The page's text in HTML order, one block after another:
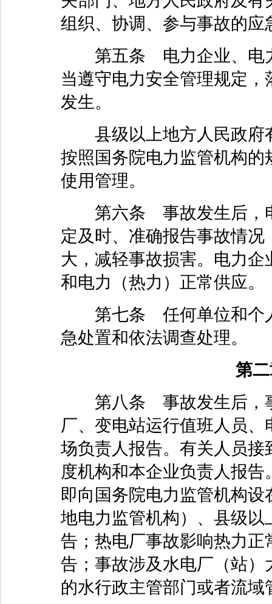
组织、协调、参与事故的应
第五条 电力企业、电力
当遵守电力安全管理规定
发生。
县级以上地方人民政府
按照国务院电力监管机构
使用管理。
第六条 事故发生后，电
定及时、准确报告事故情
大，减轻事故损害。电力
和电力（热力）正常供应。
第七条 任何单位和个人
急处置和依法调查处理。
第
第八条 事故发生后，事
厂、变电站运行值班人员
场负责人报告。有关人员
度机构和本企业负责人报
即向国务院电力监管机构
地电力监管机构）、县级
告；热电厂事故影响热力
告；事故涉及水电厂（站
的水行政主管部门或者流域